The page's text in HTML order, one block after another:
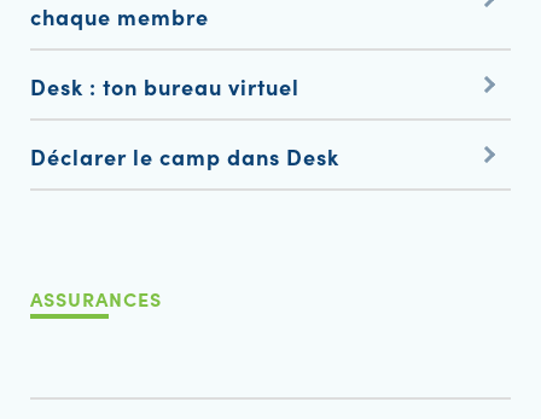
chaque membre
Desk : ton bureau virtuel
Déclarer le camp dans Desk
ASSURANCES